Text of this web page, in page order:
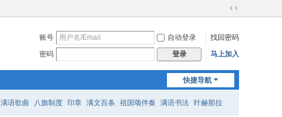
切
到
宽
账号 自动登录
找回密码
密码
登录 马上加入
快捷导航
满语歌曲 八旗制度 印章 满文百条 祖国颂伴奏 满语书法 叶赫那拉